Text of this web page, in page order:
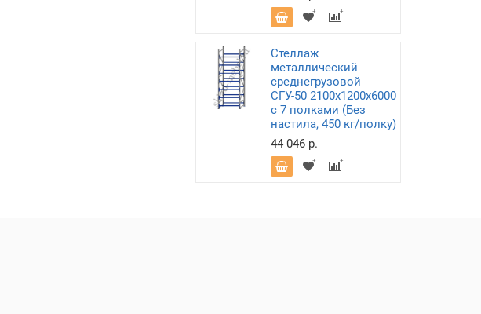
Стеллаж
металлический
среднегрузовой
СГУ-50 2100х1200х6000
с 7 полками (Без
настила, 450 кг/полку)
44 046 р.